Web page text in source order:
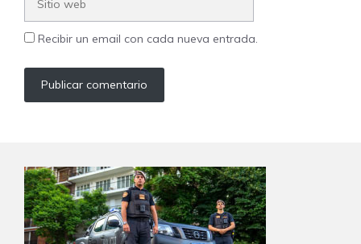
Recibir un email con cada nueva entrada.